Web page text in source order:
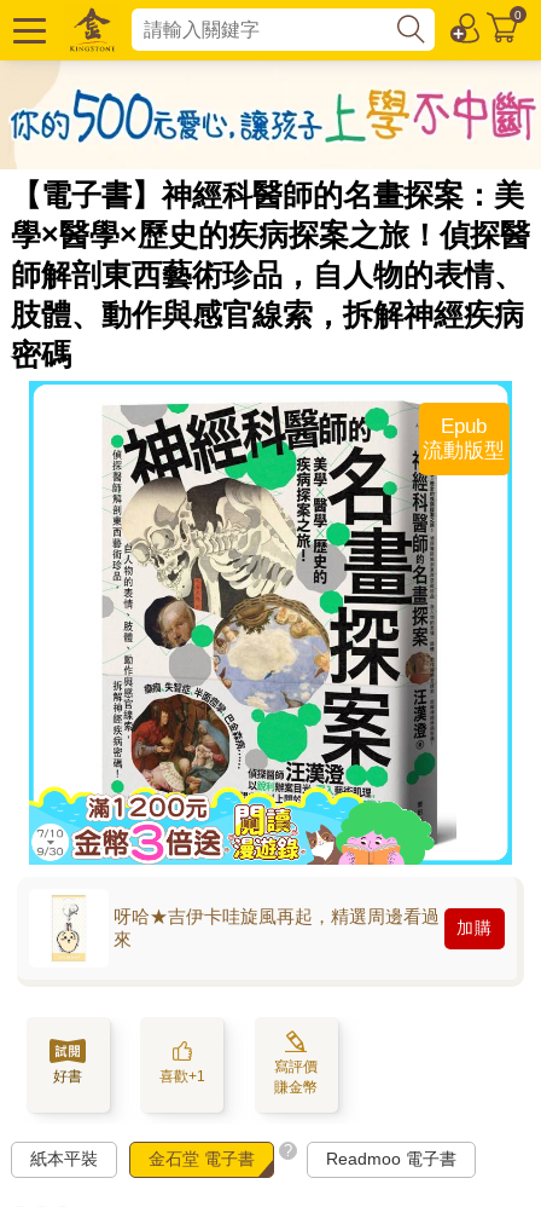
0
【電子書】神經科醫師的名畫探案：美
學×醫學×歷史的疾病探案之旅！偵探醫
師解剖東西藝術珍品，自人物的表情、
肢體、動作與感官線索，拆解神經疾病
密碼
Epub
流動版型
呀哈★吉伊卡哇旋風再起，精選周邊看過
來
加購
好書 喜歡+1
寫評價
賺金幣
紙本平裝 金石堂 電子書 ? Readmoo 電子書